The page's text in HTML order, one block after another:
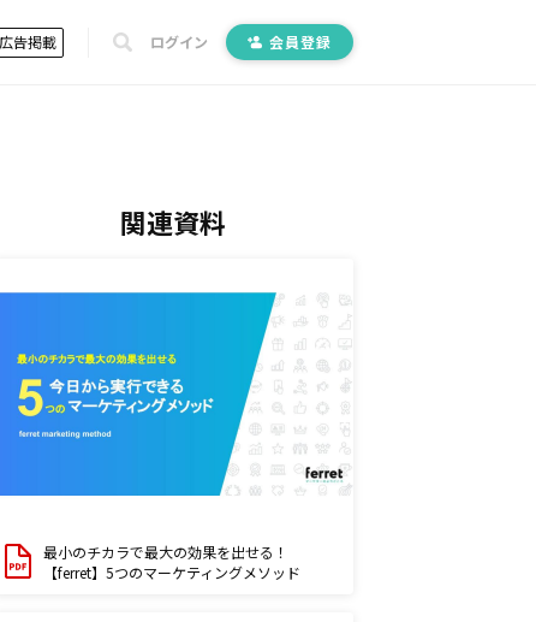
広告掲載 ログイン 会員登録
関連資料
最小のチカラで最大の効果を出せる！
【ferret】5つのマーケティングメソッド